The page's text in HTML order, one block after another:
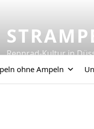
Rennrad-Kultur in
ohne Ampeln